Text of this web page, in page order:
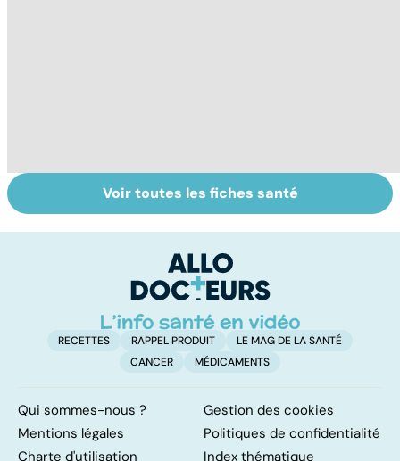
La vitamine D,
une vitamine
Faire du sport à
domicile, c'est
Voir toutes les fiches santé
RECETTES RAPPEL PRODUIT
LE MAG DE LA SANTÉ
CANCER
MÉDICAMENTS
Qui sommes-nous ?
Gestion des cookies
Mentions légales
Politiques de confidentialité
Charte d'utilisation
Index thématique